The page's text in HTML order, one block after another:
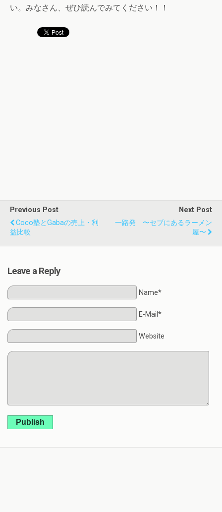
い。みなさん、ぜひ読んでみてください！！
Previous Post
Coco塾とGabaの売上・利
益比較
Next Post
一路発 〜セブにあるラーメン
屋〜
Leave a Reply
Name*
E-Mail*
Website
Publish